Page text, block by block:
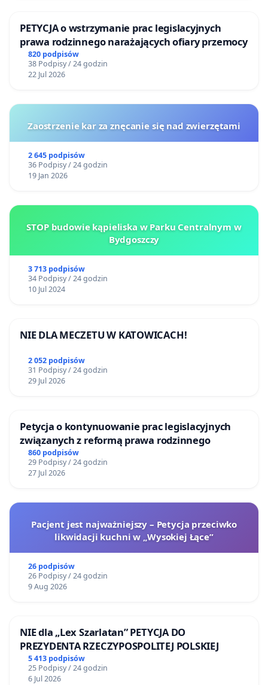
PETYCJA o wstrzymanie prac legislacyjnych
prawa rodzinnego narażających ofiary przemocy
820 podpisów
38 Podpisy / 24 godzin
22 Jul 2026
Zaostrzenie kar za znęcanie się nad zwierzętami
2 645 podpisów
36 Podpisy / 24 godzin
19 Jan 2026
STOP budowie kąpieliska w Parku Centralnym w
Bydgoszczy
3 713 podpisów
34 Podpisy / 24 godzin
10 Jul 2024
NIE DLA MECZETU W KATOWICACH!
2 052 podpisów
31 Podpisy / 24 godzin
29 Jul 2026
Petycja o kontynuowanie prac legislacyjnych
związanych z reformą prawa rodzinnego
860 podpisów
29 Podpisy / 24 godzin
27 Jul 2026
Pacjent jest najważniejszy – Petycja przeciwko
likwidacji kuchni w „Wysokiej Łące”
26 podpisów
26 Podpisy / 24 godzin
9 Aug 2026
NIE dla „Lex Szarlatan” PETYCJA DO
PREZYDENTA RZECZYPOSPOLITEJ POLSKIEJ
5 413 podpisów
25 Podpisy / 24 godzin
6 Jul 2026